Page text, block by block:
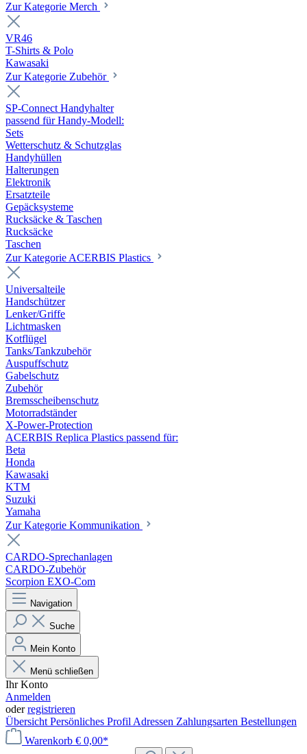
Zur Kategorie Merch
VR46
T-Shirts & Polo
Kawasaki
Zur Kategorie Zubehör
SP-Connect Handyhalter
passend für Handy-Modell:
Sets
Wetterschutz & Schutzglas
Handyhüllen
Halterungen
Elektronik
Ersatzteile
Gepäcksysteme
Rucksäcke & Taschen
Rucksäcke
Taschen
Zur Kategorie ACERBIS Plastics
Universalteile
Handschützer
Lenker/Griffe
Lichtmasken
Kotflügel
Tanks/Tankzubehör
Auspuffschutz
Gabelschutz
Zubehör
Bremsscheibenschutz
Motorradständer
X-Power-Protection
ACERBIS Replica Plastics passend für:
Beta
Honda
Kawasaki
KTM
Suzuki
Yamaha
Zur Kategorie Kommunikation
CARDO-Sprechanlagen
CARDO-Zubehör
Scorpion EXO-Com
Navigation
Suche
Mein Konto
Menü schließen
Ihr Konto
Anmelden
oderregistrieren
Übersicht Persönliches Profil Adressen Zahlungsarten Bestellungen
Warenkorb € 0,00*